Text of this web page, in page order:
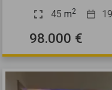
45 m2
98.000 €